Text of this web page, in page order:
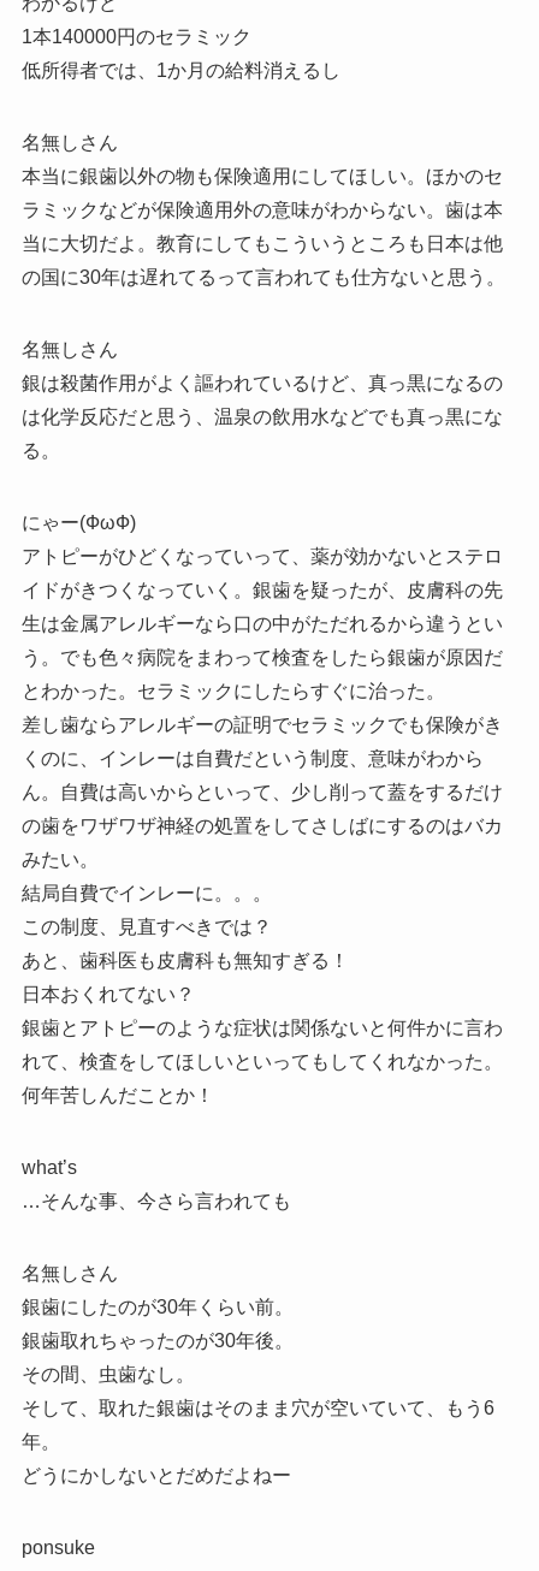
1本140000円のセラミック
低所得者では、1か月の給料消えるし
名無しさん
本当に銀歯以外の物も保険適用にしてほしい。ほかのセ
ラミックなどが保険適用外の意味がわからない。歯は本
当に大切だよ。教育にしてもこういうところも日本は他
の国に30年は遅れてるって言われても仕方ないと思う。
名無しさん
銀は殺菌作用がよく謳われているけど、真っ黒になるの
は化学反応だと思う、温泉の飲用水などでも真っ黒にな
る。
にゃー(ФωФ)
アトピーがひどくなっていって、薬が効かないとステロ
イドがきつくなっていく。銀歯を疑ったが、皮膚科の先
生は金属アレルギーなら口の中がただれるから違うとい
う。でも色々病院をまわって検査をしたら銀歯が原因だ
とわかった。セラミックにしたらすぐに治った。
差し歯ならアレルギーの証明でセラミックでも保険がき
くのに、インレーは自費だという制度、意味がわから
ん。自費は高いからといって、少し削って蓋をするだけ
の歯をワザワザ神経の処置をしてさしばにするのはバカ
みたい。
結局自費でインレーに。。。
この制度、見直すべきでは？
あと、歯科医も皮膚科も無知すぎる！
日本おくれてない？
銀歯とアトピーのような症状は関係ないと何件かに言わ
れて、検査をしてほしいといってもしてくれなかった。
何年苦しんだことか！
what’s
…そんな事、今さら言われても
名無しさん
銀歯にしたのが30年くらい前。
銀歯取れちゃったのが30年後。
その間、虫歯なし。
そして、取れた銀歯はそのまま穴が空いていて、もう6
年。
どうにかしないとだめだよねー
ponsuke